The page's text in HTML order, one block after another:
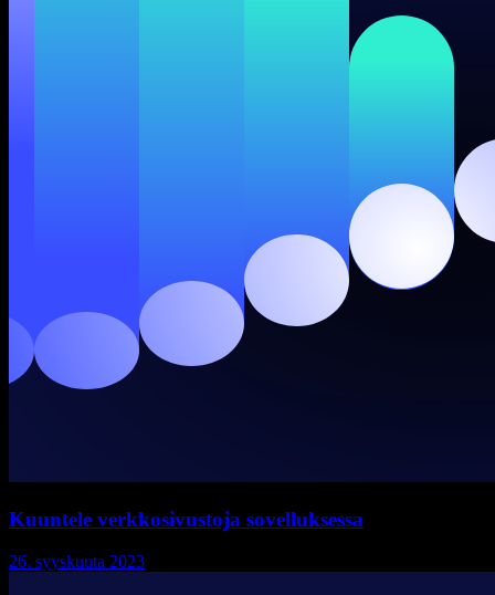
Kuuntele verkkosivustoja sovelluksessa
26. syyskuuta 2023